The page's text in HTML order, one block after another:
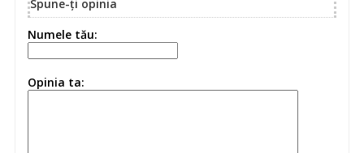
Spune-ţi opinia
Numele tău:
Opinia ta: